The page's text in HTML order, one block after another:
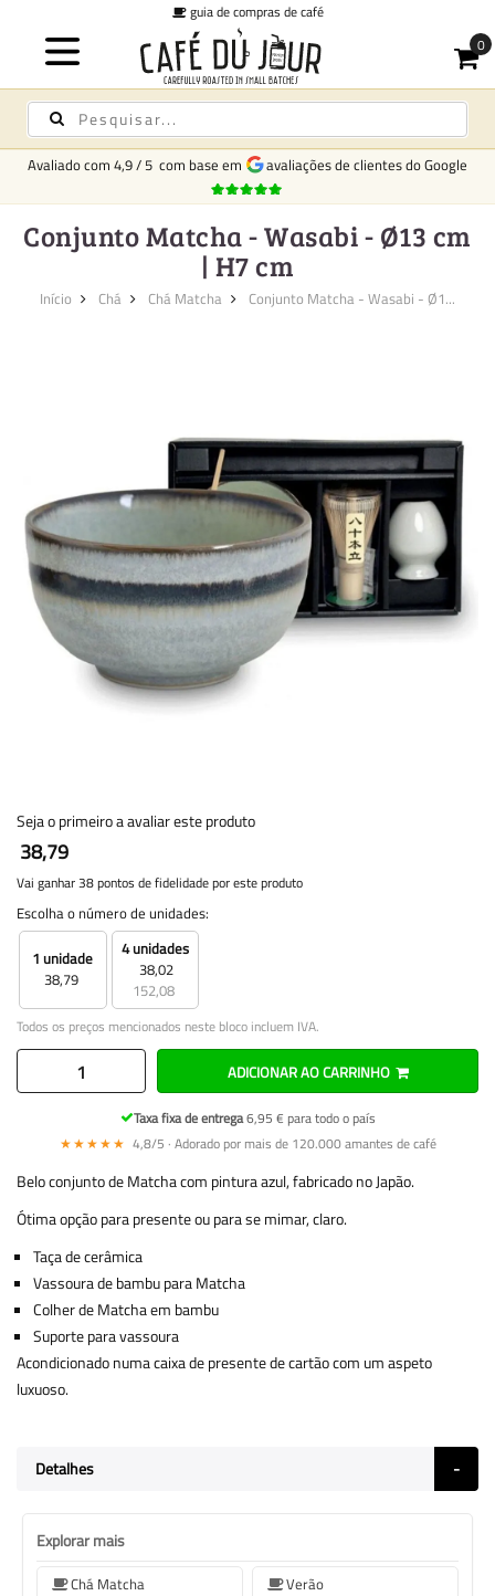
guia de compras de café
Avaliado com 4,9/5 com base em avaliações de clientes do Google
Conjunto Matcha - Wasabi - Ø13 cm
| H7 cm
Início Chá Chá Matcha Conjunto Matcha - Wasabi - Ø1...
Seja o primeiro a avaliar este produto
38,79
Vai ganhar 38 pontos de fidelidade por este produto
Escolha o número de unidades:
1 unidade
38,79
4 unidades
38,02
152,08
Todos os preços mencionados neste bloco incluem IVA.
ADICIONAR AO CARRINHO
Taxa fixa de entrega6,95 € para todo o país
★★★★★ 4,8/5 · Adorado por mais de 120.000 amantes de café
Belo conjunto de Matcha com pintura azul, fabricado no Japão.
Ótima opção para presente ou para se mimar, claro.
Taça de cerâmica
Vassoura de bambu para Matcha
Colher de Matcha em bambu
Suporte para vassoura
Acondicionado numa caixa de presente de cartão com um aspeto
luxuoso.
Detalhes
Explorar mais
Chá Matcha Verão